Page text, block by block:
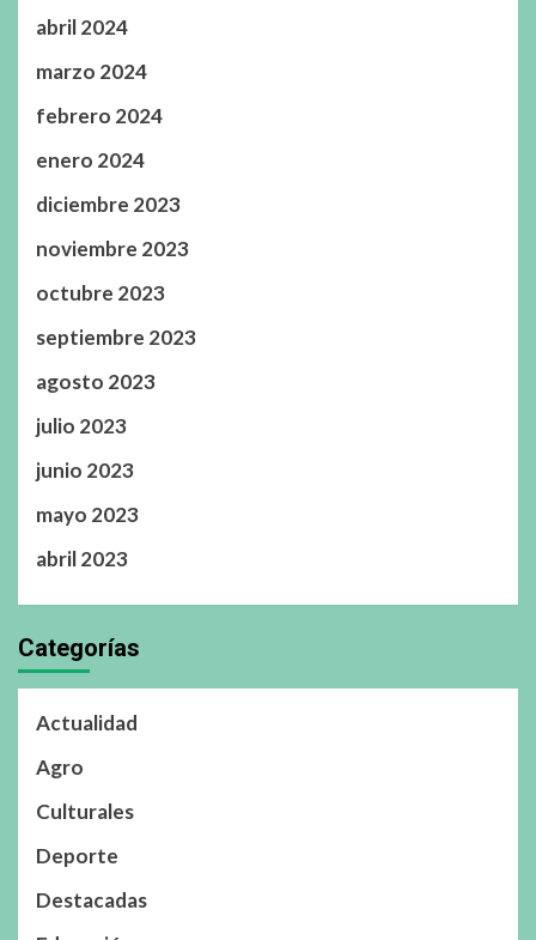
abril 2024
marzo 2024
febrero 2024
enero 2024
diciembre 2023
noviembre 2023
octubre 2023
septiembre 2023
agosto 2023
julio 2023
junio 2023
mayo 2023
abril 2023
Categorías
Actualidad
Agro
Culturales
Deporte
Destacadas